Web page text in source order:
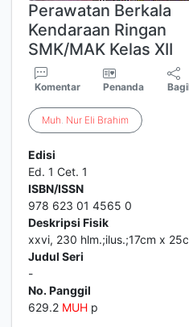
Perawatan Berkala
Kendaraan Ringan
SMK/MAK Kelas XII
Komentar Penanda
Muh. Nur Eli Brahim
Edisi
Ed. 1 Cet. 1
ISBN/ISSN
978 623 01 4565 0
Deskripsi Fisik
xxvi, 230 hlm.;ilus.;17cm x
Judul Seri
-
No. Panggil
629.2 MUH p